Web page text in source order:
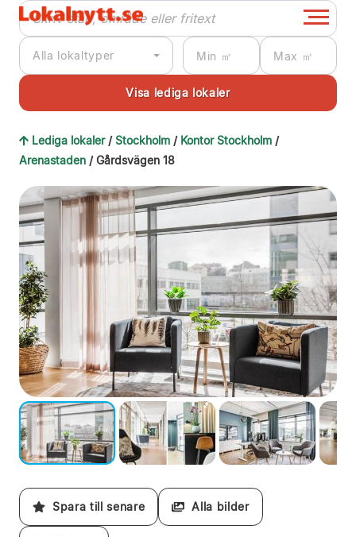
Alla lokaltyper
Lediga lokaler / Stockholm / Kontor Stockholm /
Arenastaden / Gårdsvägen 18
Spara till senare Alla bilder